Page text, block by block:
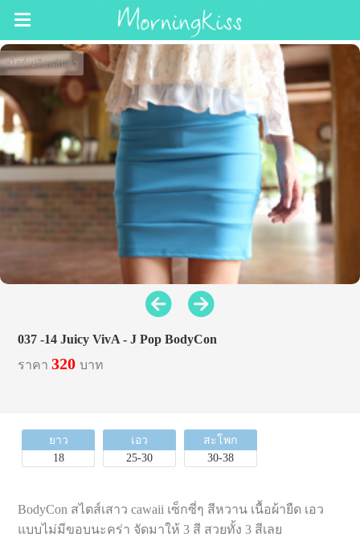
สไลด์เปลี่ยนสินค้า
037 -14 Juicy VivA - J Pop BodyCon
ราคา320บาท
ยาว
18
เอว
25-30
สะโพก
30-38
BodyCon สไตส์เสาว cawaii เซ็กซี่ๆ สีหวาน เนื้อผ้ายืด เอว
แบบไม่มีขอบนะคร่า จัดมาให้ 3 สี สวยทั้ง 3 สีเลย